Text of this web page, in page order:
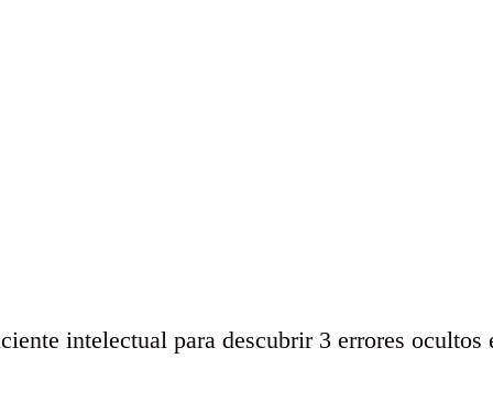
intelectual para descubrir 3 errores ocultos